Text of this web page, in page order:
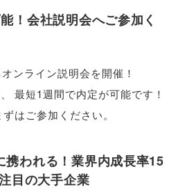
！会社説明会へご参加く
ンライン説明会を開催！
、
最短1週間で内定が可能です！
ずはご参加ください。
携われる！業界内成長率15
目の大手企業